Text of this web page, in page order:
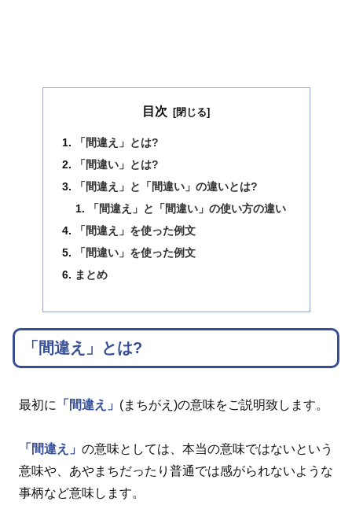
目次
「間違え」とは?
「間違い」とは?
「間違え」と「間違い」の違いとは?
「間違え」と「間違い」の使い方の違い
「間違え」を使った例文
「間違い」を使った例文
まとめ
「間違え」とは?
最初に 「間違え」 (まちがえ)の意味をご説明致します。
「間違え」 の意味としては、本当の意味ではないという
意味や、あやまちだったり普通では感がられないような
事柄など意味します。